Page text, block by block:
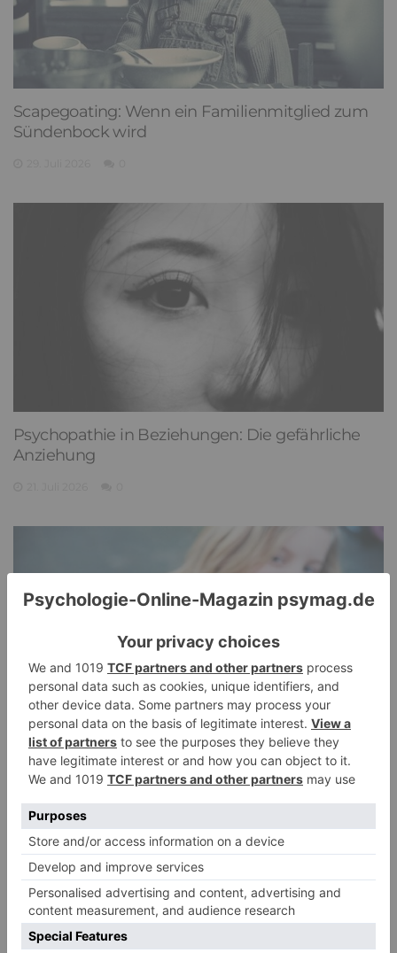
Scapegoating: Wenn ein Familienmitglied zum
Sündenbock wird
Psychopathie in Beziehungen: Die gefährliche
Anziehung
Pathological Demand Avoidance: Umgang mit
PANDA-Kindern – Kinder mit starkem
Autonomiebedürfnis (2)
15. Juli 2026 0